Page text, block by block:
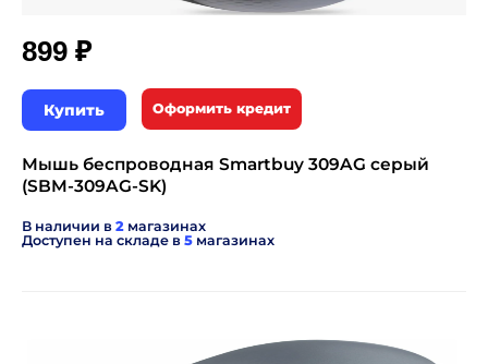
899 ₽
Купить Оформить кредит
Мышь беспроводная Smartbuy 309AG серый
(SBM-309AG-SK)
В наличии в 2 магазинах
Доступен на складе в 5 магазинах